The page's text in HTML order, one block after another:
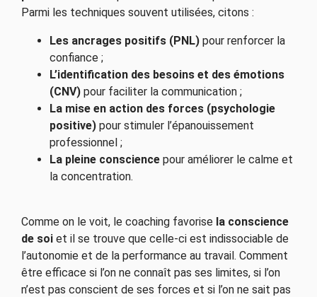
Parmi les techniques souvent utilisées, citons :
Les ancrages positifs (PNL)pour renforcer la
confiance ;
L’identification des besoins et des émotions
(CNV)pour faciliter la communication ;
La mise en action des forces (psychologie
positive)pour stimuler l’épanouissement
professionnel ;
La pleine consciencepour améliorer le calme et
la concentration.
Comme on le voit, le coaching favorise la conscience
de soiet il se trouve que celle-ci est indissociable de
l’autonomie et de la performance au travail. Comment
être efficace si l’on ne connaît pas ses limites, si l’on
n’est pas conscient de ses forces et si l’on ne sait pas